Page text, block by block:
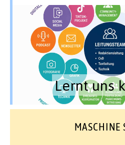
Lernt uns
MASCHINE